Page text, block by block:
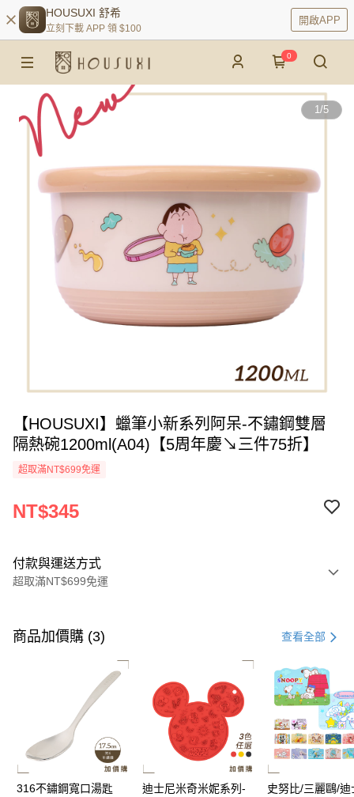
HOUSUXI 舒希
立刻下載 APP 領 $100
開啟APP
0
1/5
【HOUSUXI】蠟筆小新系列阿呆-不鏽鋼雙層
隔熱碗1200ml(A04)【5周年慶↘三件75折】
超取滿NT$699免運
NT$345
付款與運送方式
超取滿NT$699免運
信用卡一次付款
街口支付
商品加價購 (3) 查看全部
316不鏽鋼寬口湯匙
迪士尼米奇米妮系列-
史努比/三麗鷗/迪